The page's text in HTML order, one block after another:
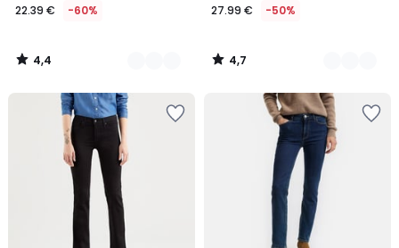
22.39 € -60%
4,4
/
27.99 € -50%
4,7
/